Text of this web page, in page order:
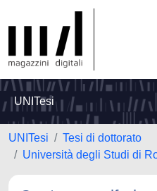
UNITesi
UNITesi
Tesi di dottorato
Università degli Studi di